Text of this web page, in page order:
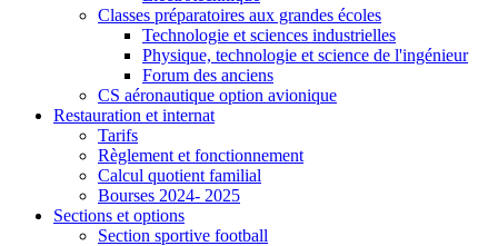
Classes préparatoires aux grandes écoles
Technologie et sciences industrielles
Physique, technologie et science de l'ingénieur
Forum des anciens
CS aéronautique option avionique
Restauration et internat
Tarifs
Règlement et fonctionnement
Calcul quotient familial
Bourses 2024- 2025
Sections et options
Section sportive football